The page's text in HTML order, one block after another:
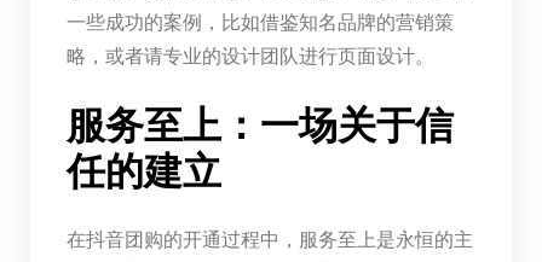
一些成功的案例，比如借鉴知名品牌的营销策
略，或者请专业的设计团队进行页面设计。
服务至上：一场关于信
任的建立
在抖音团购的开通过程中，服务至上是永恒的主